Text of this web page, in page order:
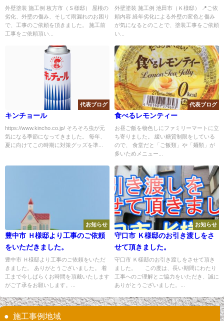
外壁塗装 施工例 枚方市（Ｓ様邸） 屋根の
劣化、外壁の傷み、そして雨漏れのお困り
で、工事のご依頼を頂きました。 施工前
工事をご依頼頂い...
外壁塗装 施工例 池田市（Ｋ様邸） 📍ご依
頼内容 経年劣化による外壁の変色と傷み
が気になるとのことで、塗装工事をご依頼
い...
代表ブログ
キンチョール
https://www.kincho.co.jp/ そろそろ虫が元
気になる季節になってきました。 毎年、
夏に向けてこの時期に対策グッズを準...
代表ブログ
食べるレモンティー
お昼ご飯を物色しにファミリーマートに立
ち寄りました。 緩い糖質制限をしている
ので、 食堂だと「ご飯類」や「麺類」が
多いためメニュー...
お知らせ
豊中市 Ｈ様邸より工事のご依頼
をいただきました。
豊中市 Ｈ様邸より工事のご依頼をいただ
きました。 ありがとうございました。 着
工まで今しばらくお時間を頂戴いたします
がご了承をお願いします。...
お知らせ
守口市 Ｋ様邸のお引き渡しをさ
せて頂きました。
守口市 Ｋ様邸のお引き渡しをさせて頂き
ました。 この度は、長い期間にわたり
工事へのご理解とご協力をいただき、誠に
ありがとうございました。...
施工事例地域